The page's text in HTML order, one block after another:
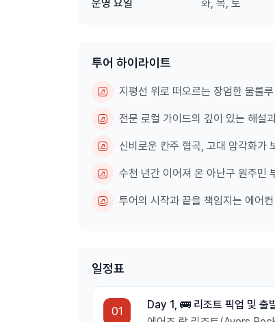
(Kantju Gorge)'의 장관을 만나실 수 있습
🦎 귀로 듣고 눈으로 보는 고대 원주민의
이어지는 '룽카타 워크(Lungkata Walk)'
원주민 전설(Tjukurpa) 속으로 빠져들
💧 마지막 여정, 사막 속 천연 오아시스
투어의 하이라이트는 과거 원주민들의
운영 요일 화, 목, 토
투어 하이라이트
지평선 위로 떠오르는 장엄한 울룰
전문 로컬 가이드의 깊이 있는 해설
신비로운 칸주 협곡, 고대 암각화가
수천 년간 이어져 온 아난구 원주민
투어의 시작과 끝을 책임지는 에어
일정표
01
Day 1, 🚌 리조트 픽업 및 출